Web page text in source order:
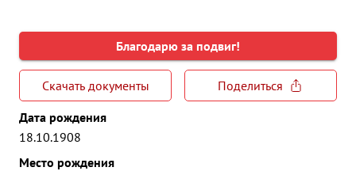
Благодарю за подвиг!
Скачать документы
Поделиться
Дата рождения
18.10.1908
Место рождения